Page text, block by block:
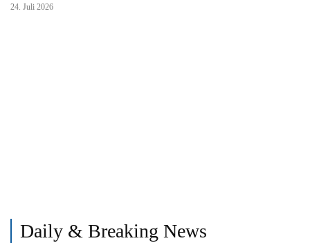
24. Juli 2026
Daily & Breaking News